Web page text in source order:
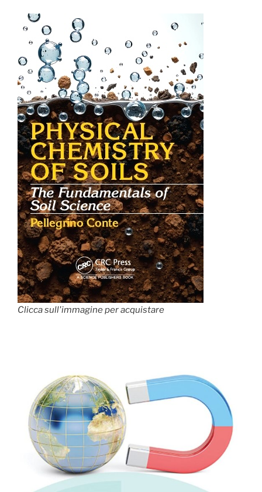
Clicca sull'immagine per acquistare